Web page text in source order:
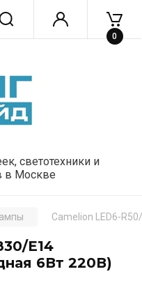
светотехники и
в Москве
0
Camelion LED6-
E14
6Вт 220В)